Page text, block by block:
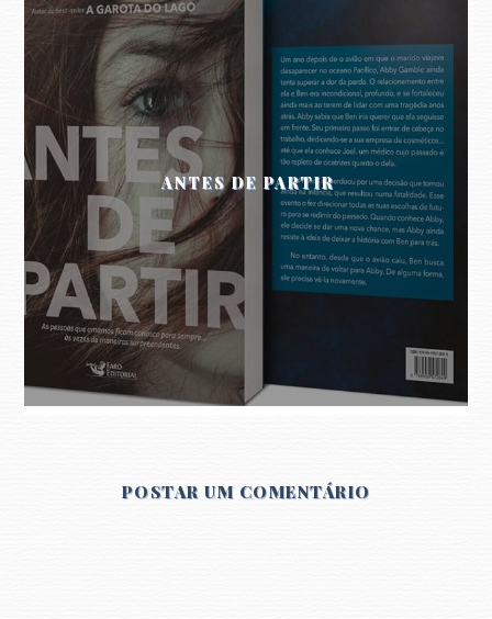
ANTES DE PARTIR
POSTAR UM COMENTÁRIO